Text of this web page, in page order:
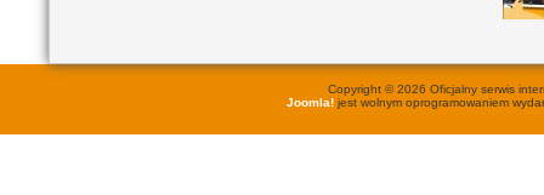
Copyright © 2026 Oficjalny serwis
Joomla!jest wolnym oprogramowaniem